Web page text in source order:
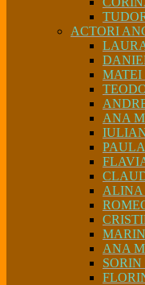
ACTORI
MATEI
ANA
ALINA
ANA